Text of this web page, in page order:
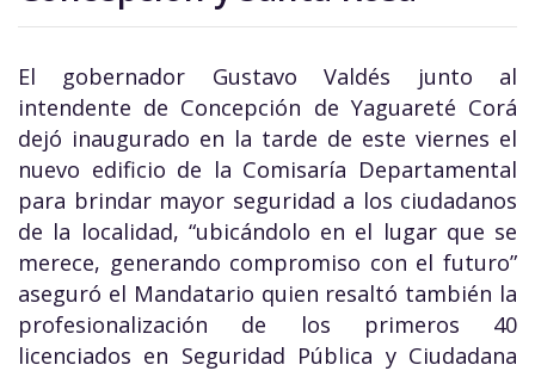
El gobernador Gustavo Valdés junto al
intendente de Concepción de Yaguareté Corá
dejó inaugurado en la tarde de este viernes el
nuevo edificio de la Comisaría Departamental
para brindar mayor seguridad a los ciudadanos
de la localidad, “ubicándolo en el lugar que se
merece, generando compromiso con el futuro”
aseguró el Mandatario quien resaltó también la
profesionalización de los primeros 40
licenciados en Seguridad Pública y Ciudadana